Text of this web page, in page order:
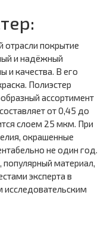
отрасли покрытие
и надёжный
и качества. В его
Полиэстер
ассортимент
от 0,45 до
слоем 25 мкм. При
окрашенные
не один год.
материал,
эксперта в